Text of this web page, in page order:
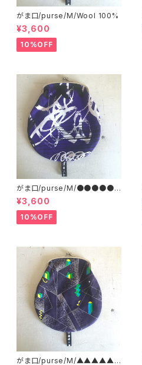
がま口/purse/M/Wool 100%
¥3,600
10%OFF
がま口/purse/M/●●●●●
●●●●
¥3,600
10%OFF
がま口/purse/M/▲▲▲▲▲?